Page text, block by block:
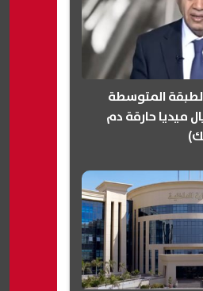
المتوسطة
ميديا حارقة دم